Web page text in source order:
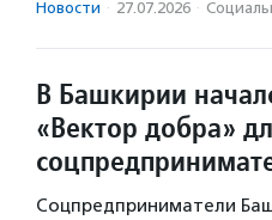
Новости · 27.07.2026 ·
В Башкирии
«Вектор добра»
Соцпредприниматели